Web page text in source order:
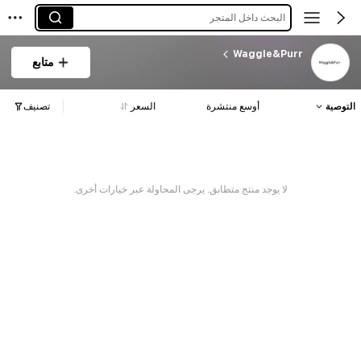
البحث داخل المتجر
Waggle&Purr
متابع
التوصية أوسع منتشرة السعر تصنيف
لا يوجد منتج متطابق. يرجى المحاولة عبر خيارات أخرى.